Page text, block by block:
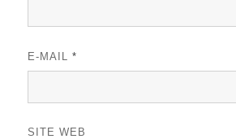
E-MAIL*
SITE WEB